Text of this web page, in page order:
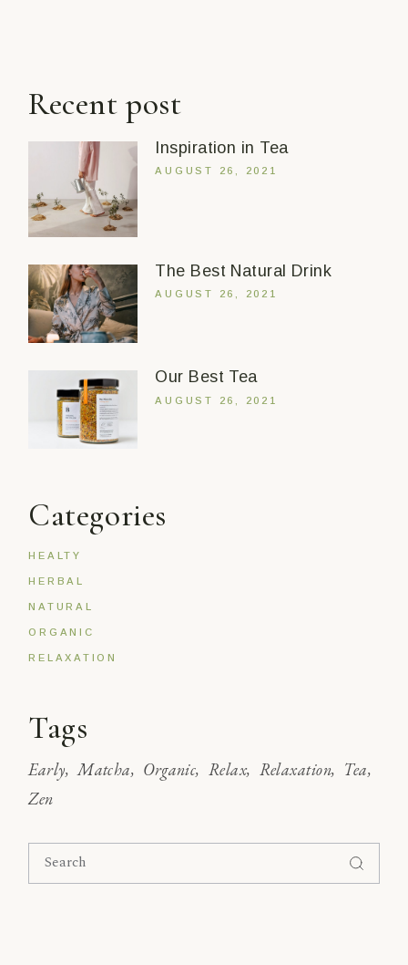
Recent post
Inspiration in Tea
AUGUST 26, 2021
The Best Natural Drink
AUGUST 26, 2021
Our Best Tea
AUGUST 26, 2021
Categories
HEALTY
HERBAL
NATURAL
ORGANIC
RELAXATION
Tags
Early Matcha Organic Relax Relaxation
Tea
Zen